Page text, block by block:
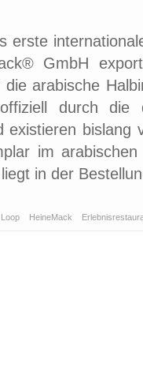
erste
GmbH
arabische
durch die
existieren bislang
im
in der
HeineMack